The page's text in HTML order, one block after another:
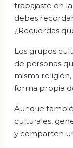
trabajaste en
debes
¿Recuerdas
Los grupos
de personas
misma
forma propia
Aunque
culturales,
y comparten